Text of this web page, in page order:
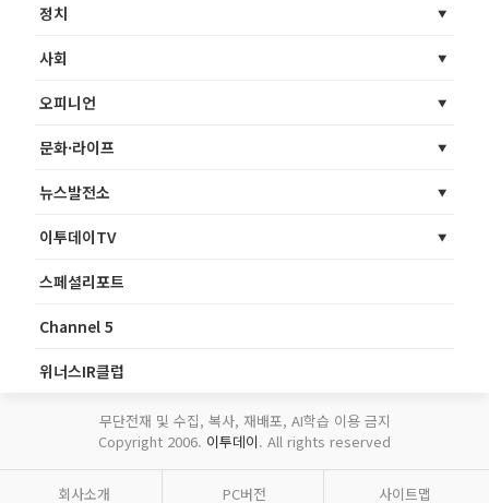
정치
사회
오피니언
문화·라이프
뉴스발전소
이투데이TV
스페셜리포트
Channel 5
위너스IR클럽
무단전재 및 수집, 복사, 재배포, AI학습 이용 금지
Copyright 2006. 이투데이. All rights reserved
회사소개 PC버전 사이트맵